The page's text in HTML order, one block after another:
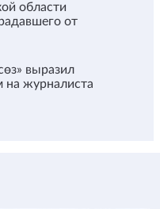
области
от
выразил
на журналиста